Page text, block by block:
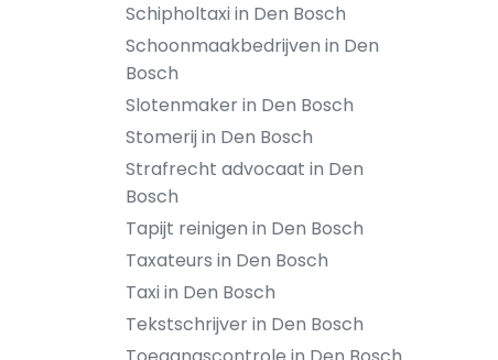
Schipholtaxi in Den Bosch
Schoonmaakbedrijven in Den
Bosch
Slotenmaker in Den Bosch
Stomerij in Den Bosch
Strafrecht advocaat in Den
Bosch
Tapijt reinigen in Den Bosch
Taxateurs in Den Bosch
Taxi in Den Bosch
Tekstschrijver in Den Bosch